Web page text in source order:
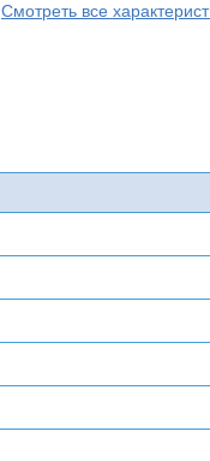
Смотреть все